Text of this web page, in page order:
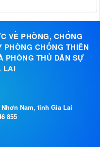
VỀ PHÒNG, CHỐNG
CHỐNG THIÊN
PHÒNG THỦ DÂN SỰ
LAI
Nam, tỉnh Gia Lai
855